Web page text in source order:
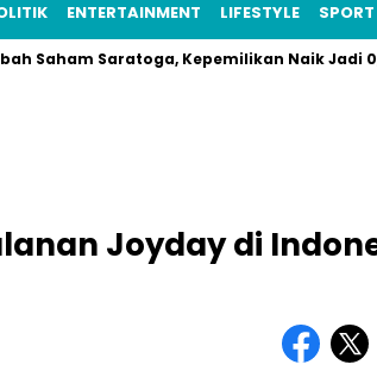
ENTERTAINMENT LIFESTYLE SPORT
Saratoga, Kepemilikan Naik Jadi 0,039%
Joyday di